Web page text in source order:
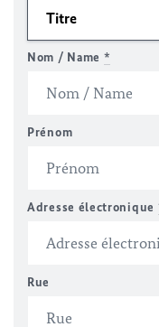
Nom / Name *
Prénom
Adresse électronique
Rue